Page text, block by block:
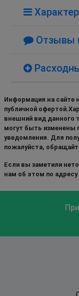
Отзывы
Информация на сайте
публичной
внешний вид данного
могут быть изменены
уведомления. Для
пожалуйста,
Если вы заметили
нам об этом по